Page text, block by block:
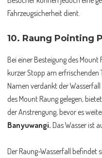
Fahrzeugsicherheit dient.
10. Raung Pointing
Bei einer Besteigung des
kurzer Stopp am erfrischenden
Namen verdankt der
des Mount Raung gelegen,
der Anstrengung, bevor es
Banyuwangi. Das Wasser ist
Der Raung-Wasserfall befindet